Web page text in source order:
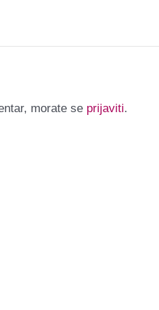
morate se prijaviti.